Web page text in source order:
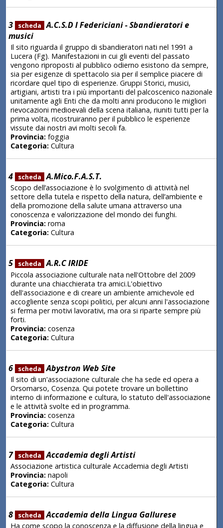
3 scheda A.C.S.D I Federiciani - Sbandieratori e
musici
Il sito riguarda il gruppo di sbandieratori nati nel 1991 a
Lucera (Fg). Manifestazioni in cui gli eventi del passato
vengono riproposti al pubblico odierno esistono da sempre,
sia per esigenze di spettacolo sia per il semplice piacere di
ricordare quel tipo di esperienze. Gruppi Storici, musici,
artigiani, artisti tra i più importanti del palcoscenico nazionale
unitamente agli Enti che da molti anni producono le migliori
rievocazioni medioevali della scena italiana, riuniti tutti per la
prima volta, ricostruiranno per il pubblico le esperienze
vissute dai nostri avi molti secoli fa.
Provincia:foggia
Categoria:Cultura
4 scheda A.Mico.F.A.S.T.
Scopo dell’associazione è lo svolgimento di attività nel
settore della tutela e rispetto della natura, dell’ambiente e
della promozione della salute umana attraverso una
conoscenza e valorizzazione del mondo dei funghi.
Provincia:roma
Categoria:Cultura
5 scheda A.R.C IRIDE
Piccola associazione culturale nata nell'Ottobre del 2009
durante una chiacchierata tra amici.L'obiettivo
dell'associazione e di creare un ambiente amichevole ed
accogliente senza scopi politici, per alcuni anni l'associazione
si ferma per motivi lavorativi, ma ora si riparte sempre più
forti.
Provincia:cosenza
Categoria:Cultura
6 scheda Abystron Web Site
Il sito di un'associazione culturale che ha sede ed opera a
Orsomarso, Cosenza. Qui potete trovare un bollettino
interno di informazione e cultura, lo statuto dell'associazione
e le attività svolte ed in programma.
Provincia:cosenza
Categoria:Cultura
7 scheda Accademia degli Artisti
Associazione artistica culturale Accademia degli Artisti
Provincia:napoli
Categoria:Cultura
8 scheda Accademia della Lingua Gallurese
Ha come scopo la conoscenza e la diffusione della lingua e